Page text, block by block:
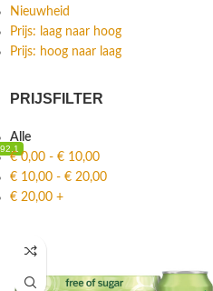
Nieuwheid
Prijs: laag naar hoog
Prijs: hoog naar laag
PRIJSFILTER
Alle
€0,00 - € 10,00
€ 10,00 - € 20,00
€ 20,00 +